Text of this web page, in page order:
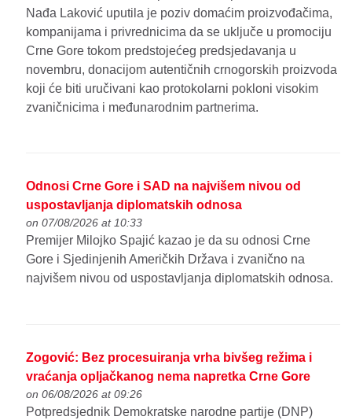
Nađa Laković uputila je poziv domaćim proizvođačima,
kompanijama i privrednicima da se uključe u promociju
Crne Gore tokom predstojećeg predsjedavanja u
novembru, donacijom autentičnih crnogorskih proizvoda
koji će biti uručivani kao protokolarni pokloni visokim
zvaničnicima i međunarodnim partnerima.
Odnosi Crne Gore i SAD na najvišem nivou od
uspostavljanja diplomatskih odnosa
on 07/08/2026 at 10:33
Premijer Milojko Spajić kazao je da su odnosi Crne
Gore i Sjedinjenih Američkih Država i zvanično na
najvišem nivou od uspostavljanja diplomatskih odnosa.
Zogović: Bez procesuiranja vrha bivšeg režima i
vraćanja opljačkanog nema napretka Crne Gore
on 06/08/2026 at 09:26
Potpredsjednik Demokratske narodne partije (DNP)